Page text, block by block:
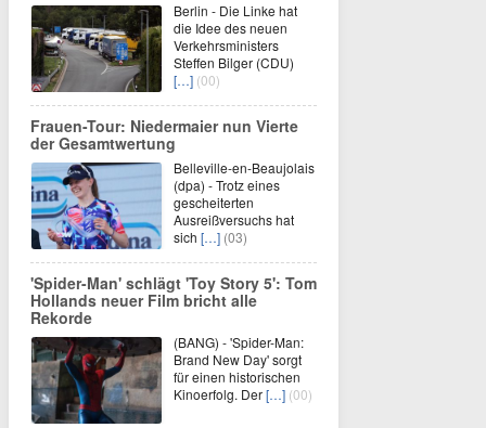
Berlin - Die Linke hat
die Idee des neuen
Verkehrsministers
Steffen Bilger (CDU)
[…] (00)
Frauen-Tour: Niedermaier nun Vierte
der Gesamtwertung
Belleville-en-Beaujolais
(dpa) - Trotz eines
gescheiterten
Ausreißversuchs hat
sich […] (03)
'Spider-Man' schlägt 'Toy Story 5': Tom
Hollands neuer Film bricht alle
Rekorde
(BANG) - 'Spider-Man:
Brand New Day' sorgt
für einen historischen
Kinoerfolg. Der[…] (00)